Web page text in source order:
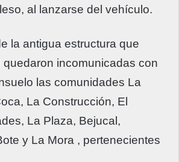
al lanzarse del vehículo.
la antigua estructura que
incomunicadas con
las comunidades La
La Construcción, El
La Plaza, Bejucal,
y La Mora , pertenecientes